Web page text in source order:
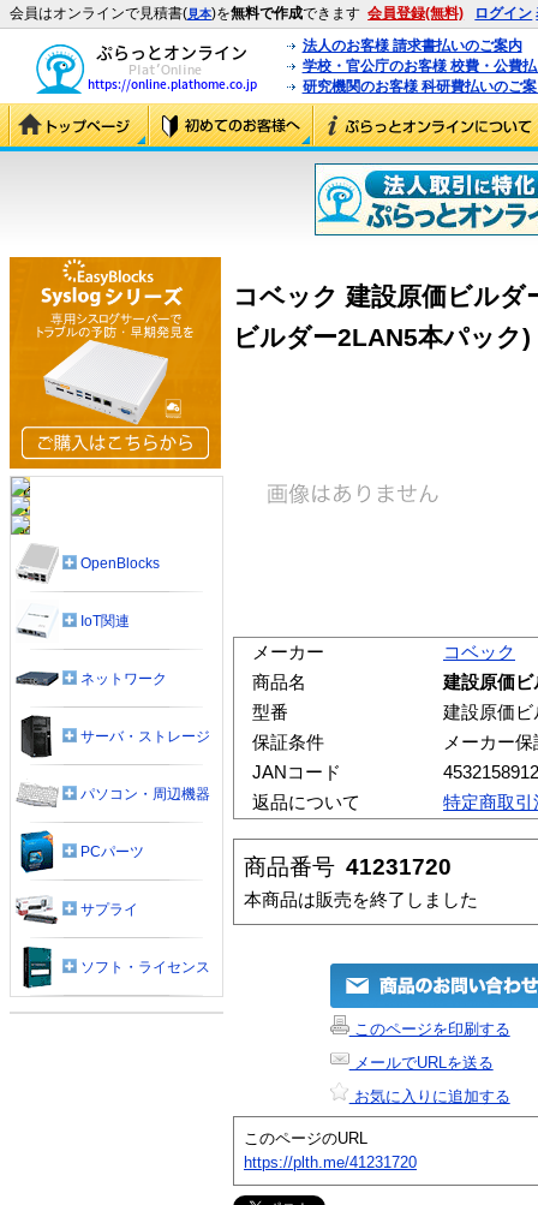
会員はオンラインで見積書(見本)を無料で作成できます 会員登録(無料) ログイン
法人のお客様 請求書払いのご案内
学校・官公庁のお客様 校費・公費
研究機関のお客様 科研費払いのご
コベック 建設原価ビル
ビルダー2LAN5本パック)
メーカー
コベック
商品名
建設原価
型番
建設原価ビ
保証条件
メーカー保
JANコード
返品について
特定商取
商品番号 41231720
本商品は販売を終了しました
このページを印刷する
メールでURLを送る
お気に入りに追加する
このページのURL
https://plth.me/41231720
OpenBlocks
IoT関連
ネットワーク
サーバ・ストレージ
パソコン・周辺機器
PCパーツ
サプライ
ソフト・ライセンス